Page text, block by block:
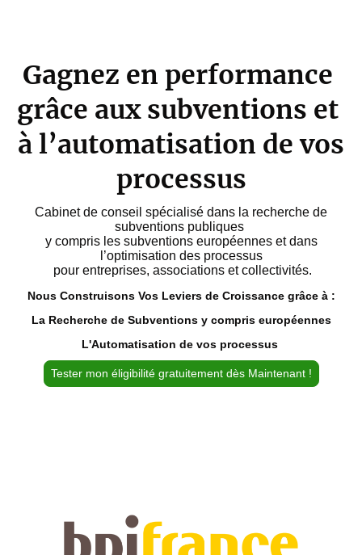
Gagnez en performance
grâce aux subventions et
à l’automatisation de vos
processus
Cabinet de conseil spécialisé dans la recherche de
subventions publiques
y compris les subventions européennes et dans
l’optimisation des processus
pour entreprises, associations et collectivités.
Nous Construisons Vos Leviers de Croissance grâce à :
La Recherche de Subventions y compris européennes
L'Automatisation de vos processus
Tester mon éligibilité gratuitement dès Maintenant !